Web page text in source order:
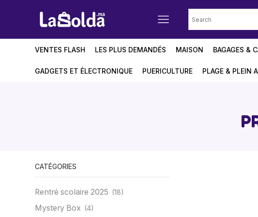
VENTES FLASH LES PLUS DEMANDÉS MAISON BAGAGES &
GADGETS ET ÉLECTRONIQUE PUERICULTURE PLAGE & PLEIN
CATÉGORIES
Rentré scolaire 2025 (18)
Mystery Box (4)